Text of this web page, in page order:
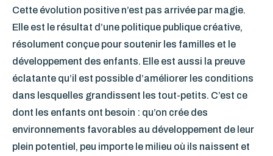
Cette évolution positive n’est pas arrivée par magie.
Elle est le résultat d’une politique publique créative,
résolument conçue pour soutenir les familles et le
développement des enfants. Elle est aussi la preuve
éclatante qu’il est possible d’améliorer les conditions
dans lesquelles grandissent les tout-petits. C’est ce
dont les enfants ont besoin : qu’on crée des
environnements favorables au développement de leur
plein potentiel, peu importe le milieu où ils naissent et